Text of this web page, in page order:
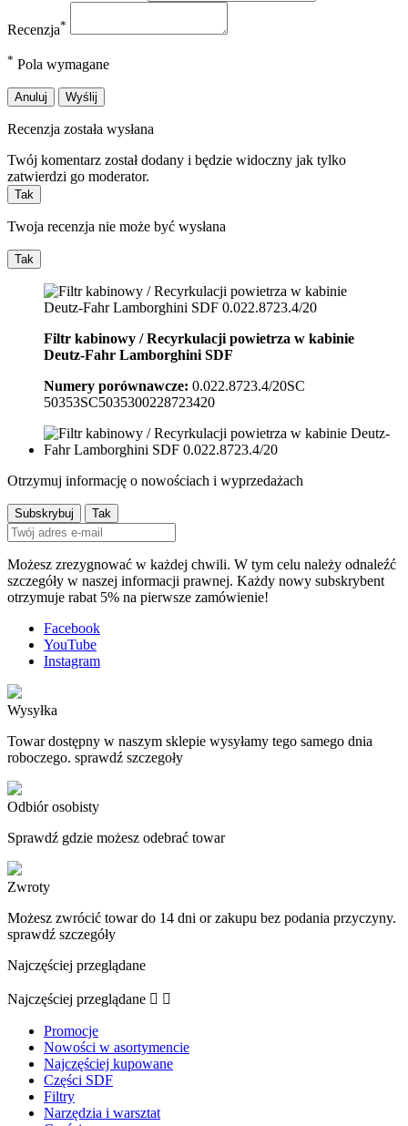
Recenzja*
* Pola wymagane
Anuluj Wyślij
Recenzja została wysłana
Twój komentarz został dodany i będzie widoczny jak tylko
zatwierdzi go moderator.
Tak
Twoja recenzja nie może być wysłana
Tak
Filtr kabinowy / Recyrkulacji powietrza w kabinie
Deutz-Fahr Lamborghini SDF
Numery porównawcze: 0.022.8723.4/20SC
50353SC5035300228723420
Otrzymuj informację o nowościach i wyprzedażach
Możesz zrezygnować w każdej chwili. W tym celu należy odnaleźć
szczegóły w naszej informacji prawnej. Każdy nowy subskrybent
otrzymuje rabat 5% na pierwsze zamówienie!
Facebook
YouTube
Instagram
Wysyłka
Towar dostępny w naszym sklepie wysyłamy tego samego dnia
roboczego. sprawdź szczegoły
Odbiór osobisty
Sprawdź gdzie możesz odebrać towar
Zwroty
Możesz zwrócić towar do 14 dni or zakupu bez podania przyczyny.
sprawdź szczegóły
Najczęściej przeglądane
Najczęściej przeglądane  
Promocje
Nowości w asortymencie
Najczęściej kupowane
Części SDF
Filtry
Narzędzia i warsztat